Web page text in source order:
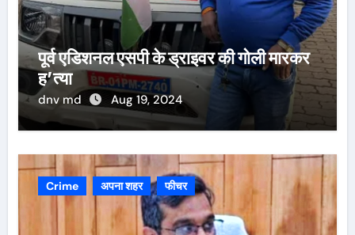
पूर्व एडिशनल एसपी के ड्राइवर की गोली मारकर
ह’त्या
dnv md Aug 19, 2024
Crime अपना शहर फीचर